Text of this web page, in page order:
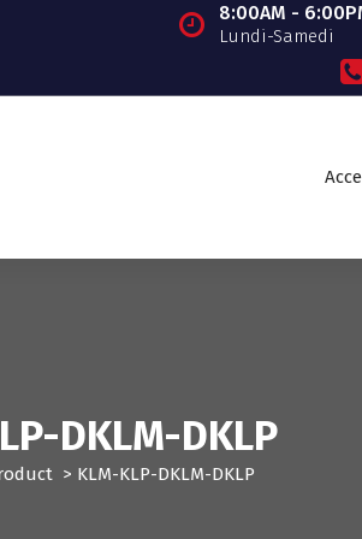
8:00AM -
Lundi-Samedi
DKLM-DKLP
> KLM-KLP-DKLM-DKLP